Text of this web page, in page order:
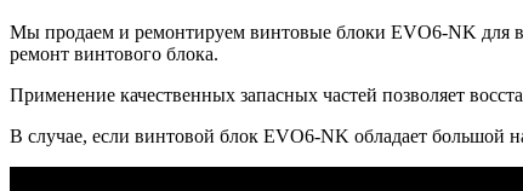
Мы продаем и ремонтируем винтовые блоки EVO6-NK для
ремонт винтового блока.
Применение качественных запасных частей позволяет
В случае, если винтовой блок EVO6-NK обладает большой